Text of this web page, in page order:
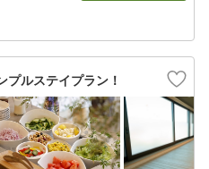
プルステイプラン！